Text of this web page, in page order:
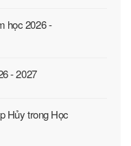
học 2026 -
- 2027
Hủy trong Học